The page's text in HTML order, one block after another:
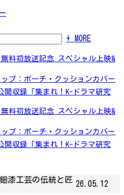
+ MORE
無料初放送記念 スペシャル上映&
プ：ポーチ・クッションカバー
開収録「集まれ！K-ドラマ研究
無料初放送記念 スペシャル上映&
プ：ポーチ・クッションカバー
開収録「集まれ！K-ドラマ研究
漆工芸の伝統と匠 26.05.12